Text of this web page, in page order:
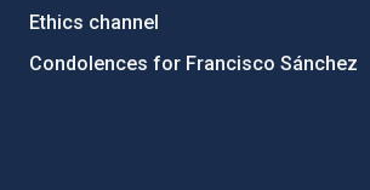
Ethics channel
Condolences for Francisco Sánchez